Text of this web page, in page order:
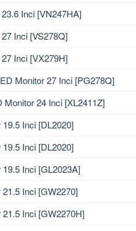
Inci [VN247HA]
Inci [VS278Q]
Inci [VX279H]
Monitor 27 Inci [PG278Q]
Monitor 24 Inci [XL2411Z]
Inci [DL2020]
Inci [DL2020]
Inci [GL2023A]
Inci [GW2270]
Inci [GW2270H]